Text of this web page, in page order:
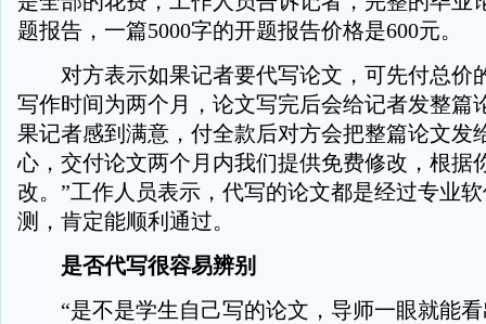
题报告，一篇5000字的开题报告价格是600元。
对方表示如果记者要代写论文，可先付总价
写作时间为两个月，论文写完后会给记者发整篇
果记者感到满意，付全款后对方会把整篇论文发
心，交付论文两个月内我们提供免费修改，根据
改。”工作人员表示，代写的论文都是经过专业
测，肯定能顺利通过。
是否代写很容易辨别
“是不是学生自己写的论文，导师一眼就能看